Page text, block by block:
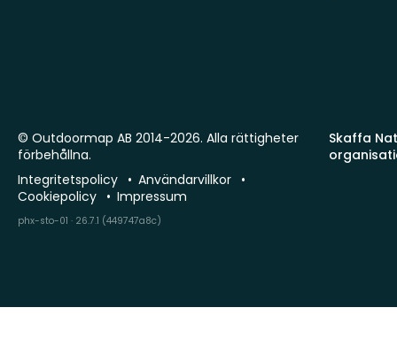
Skaffa
© Outdoormap AB 2014-2026. Alla rättigheter
förbehållna.
Integritetspolicy
Användarvillkor
Cookiepolicy
Impressum
phx-sto-01 · 26.7.1 (449747a8c)